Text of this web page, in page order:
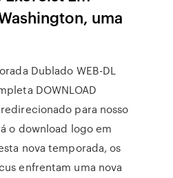
uma
Dublado WEB-DL
DOWNLOAD
redirecionado para nosso
o download logo em
nova temporada, os
enfrentam uma nova